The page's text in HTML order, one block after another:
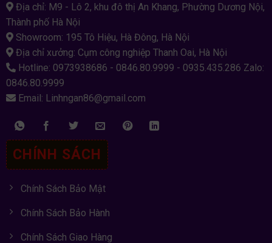
Địa chỉ: M9 - Lô 2, khu đô thị An Khang, Phường Dương Nội,
Thành phố Hà Nội
Showroom: 195 Tô Hiệu, Hà Đông, Hà Nội
Địa chỉ xưởng: Cụm công nghiệp Thanh Oai, Hà Nội
Hotline: 0973938686 - 0846.80.9999 - 0935.435.286 Zalo:
0846.80.9999
Email: Linhngan86@gmail.com
CHÍNH SÁCH
Chính Sách Bảo Mật
Chính Sách Bảo Hành
Chính Sách Giao Hàng